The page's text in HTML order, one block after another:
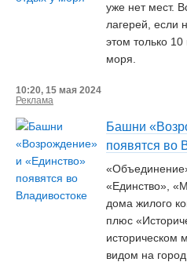
уже нет мест.
лагерей, если
этом только
моря.
10:20, 15 мая 2024
Реклама
Башни
появятся во
«Единство»,
дома жилого
плюс
историческом
видом на